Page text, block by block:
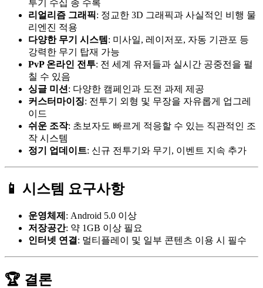
투기 수십 종 수록
리얼리즘 그래픽: 정교한 3D 그래픽과 사실적인 비행 물
리엔진 적용
다양한 무기 시스템 : 미사일, 레이저포, 자동 기관포 등
강력한 무기 탑재 가능
PvP 온라인 전투: 전 세계 유저들과 실시간 공중전을 펼
칠 수 있음
싱글 미션 : 다양한 캠페인과 도전 과제 제공
커스터마이징: 전투기 외형 및 무장을 자유롭게 업그레
이드
쉬운 조작: 초보자도 빠르게 적응할 수 있는 직관적인 조
작 시스템
정기 업데이트: 신규 전투기와 무기, 이벤트 지속 추가
📱 시스템 요구사항
운영체제 : Android 5.0 이상
저장공간: 약 1GB 이상 필요
인터넷 연결 : 멀티플레이 및 일부 콘텐츠 이용 시 필수
🏆 결론